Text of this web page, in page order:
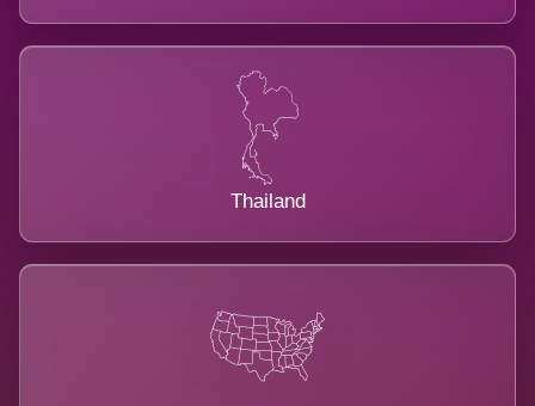
Thailand